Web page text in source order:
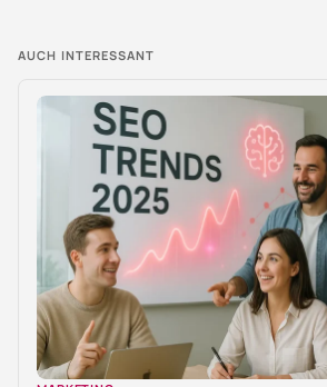
AUCH INTERESSANT